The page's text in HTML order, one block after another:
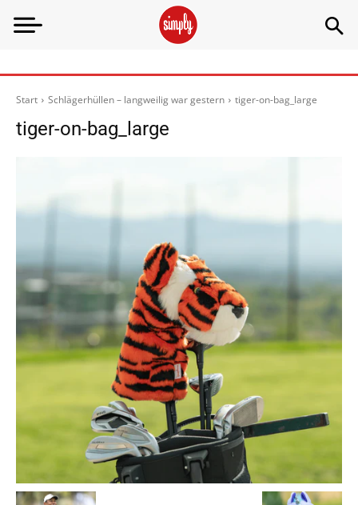
Start Schlägerhüllen – langweilig war gestern tiger-on-bag_large
tiger-on-bag_large